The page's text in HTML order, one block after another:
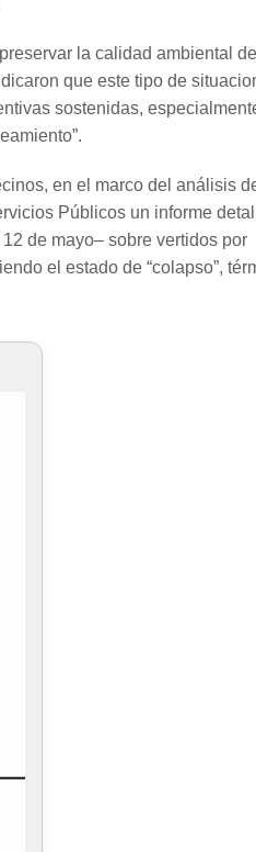
la calidad ambiental de
que este tipo de
sostenidas,
en el marco del análisis
Públicos un informe
de mayo– sobre vertidos por
el estado de “colapso”,